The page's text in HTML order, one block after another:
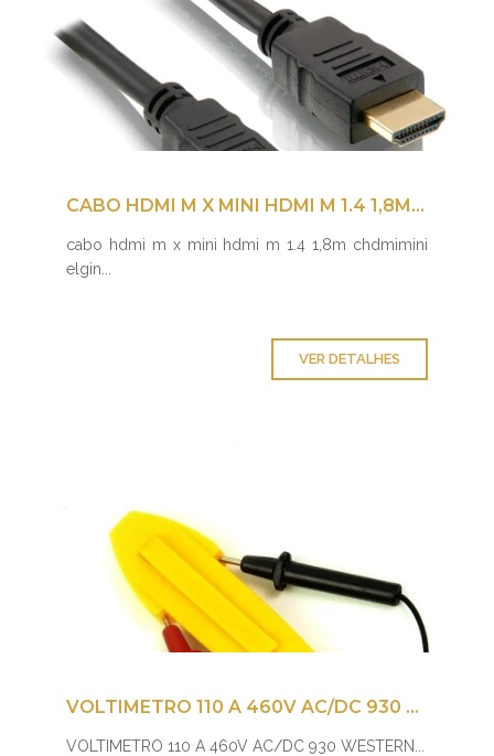
CABO HDMI M X MINI HDMI M 1.4 1,8M CHDMIMINI ELGIN
cabo hdmi m x mini hdmi m 1.4 1,8m chdmimini
elgin...
VER DETALHES
VOLTIMETRO 110 A 460V AC/DC 930 WESTERN
VOLTIMETRO 110 A 460V AC/DC 930 WESTERN...